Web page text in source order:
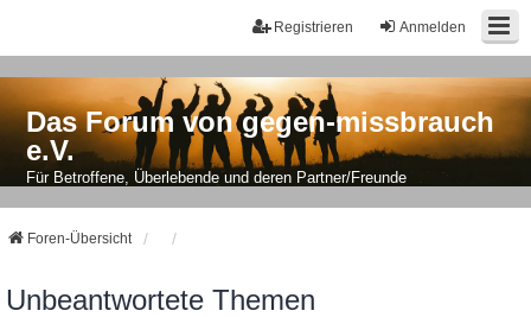
Anmelden
Registrieren
Das Forum von gegen-missbrauch
e.V.
Für Betroffene, Überlebende und deren Partner/Freunde
Foren-Übersicht
Unbeantwortete Themen